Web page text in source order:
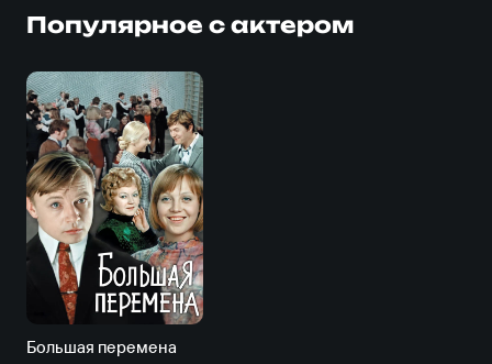
Популярное с актером
Большая перемена